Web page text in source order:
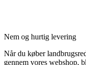
Nem og hurtig levering
Når du køber
gennem vores webshop,